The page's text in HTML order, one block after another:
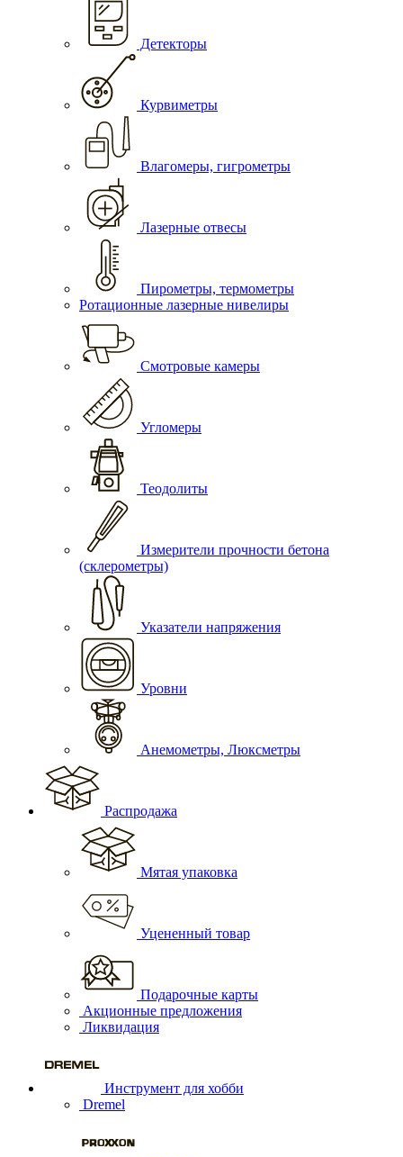
Детекторы
Курвиметры
Влагомеры, гигрометры
Лазерные отвесы
Пирометры, термометры
Ротационные лазерные нивелиры
Смотровые камеры
Угломеры
Теодолиты
Измерители прочности бетона
(склерометры)
Указатели напряжения
Уровни
Анемометры, Люксметры
Распродажа
Мятая упаковка
Уцененный товар
Подарочные карты
Акционные предложения
Ликвидация
Инструмент для хобби
Dremel